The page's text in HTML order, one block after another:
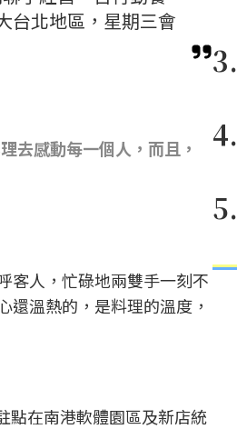
台北地區，星期三會
去感動每一個人，而且，
客人，忙碌地兩雙手一刻不
還溫熱的，是料理的溫度，
在南港軟體園區及新店統
3.
4.
5.